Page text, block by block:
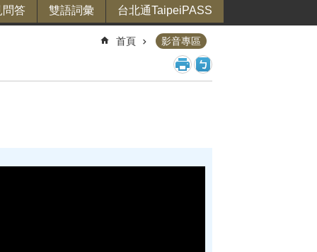
問答 雙語詞彙 台北通TaipeiPASS
首頁 影音專區